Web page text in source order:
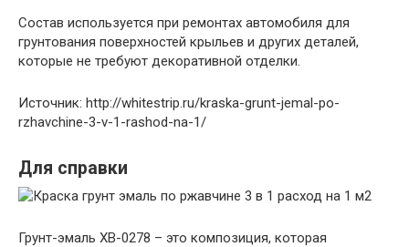
Состав используется при ремонтах автомобиля для
грунтования поверхностей крыльев и других деталей,
которые не требуют декоративной отделки.
Источник: http://whitestrip.ru/kraska-grunt-jemal-po-
rzhavchine-3-v-1-rashod-na-1/
Для справки
Грунт-эмаль ХВ-0278 – это композиция, которая